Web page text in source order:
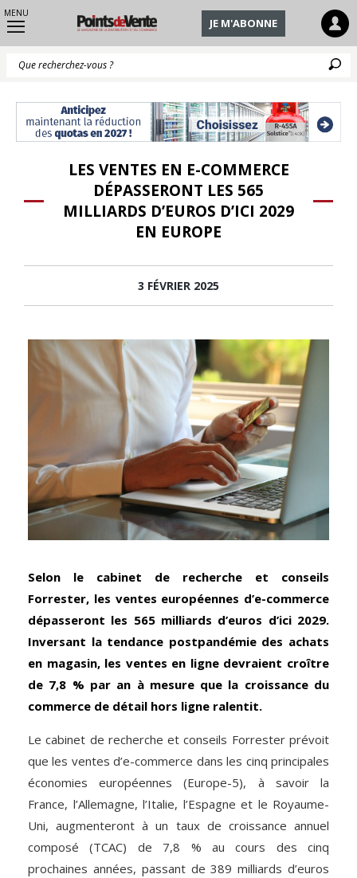
MENU
JE M'ABONNE
LES VENTES EN E-COMMERCE
DÉPASSERONT LES 565
MILLIARDS D’EUROS D’ICI 2029
EN EUROPE
3 FÉVRIER 2025
Selon le cabinet de recherche et conseils
Forrester, les ventes européennes d’e-commerce
dépasseront les 565 milliards d’euros d’ici 2029.
Inversant la tendance postpandémie des achats
en magasin, les ventes en ligne devraient croître
de 7,8 % par an à mesure que la croissance du
commerce de détail hors ligne ralentit.
Le cabinet de recherche et conseils Forrester prévoit
que les ventes d’e-commerce dans les cinq principales
économies européennes (Europe-5), à savoir la
France, l’Allemagne, l’Italie, l’Espagne et le Royaume-
Uni, augmenteront à un taux de croissance annuel
composé (TCAC) de 7,8 % au cours des cinq
prochaines années, passant de 389 milliards d’euros